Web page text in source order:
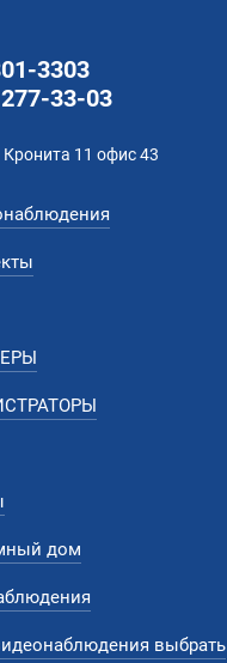
3303
33-03
Кронита 11 офис 43
дом
выбрать